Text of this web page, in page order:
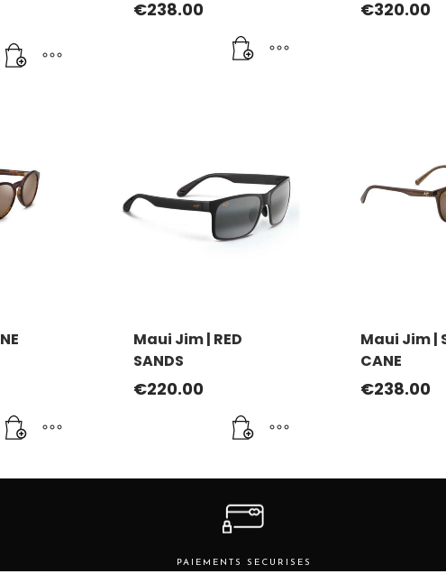
€238.00 €320.00
Maui Jim | RED
SANDS
€220.00
Maui Jim |
CANE
€238.00
PAIEMENTS SECURISES